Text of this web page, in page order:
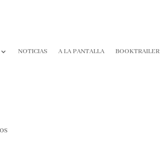
NOTICIAS A LA PANTALLA BOOKTRAILER